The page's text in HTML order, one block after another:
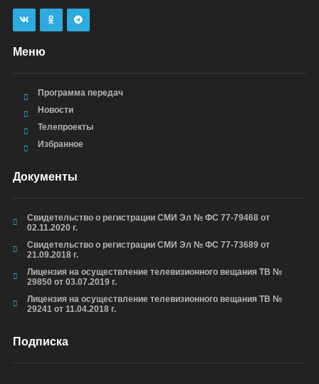
Меню
Программа передач
Новости
Телепроекты
Избранное
Документы
Свидетельство о регистрации СМИ Эл № ФС 77-79468 от
02.11.2020 г.
Свидетельство о регистрации СМИ Эл № ФС 77-73689 от
21.09.2018 г.
Лицензия на осуществление телевизионного вещания ТВ №
29850 от 03.07.2019 г.
Лицензия на осуществление телевизионного вещания ТВ №
29241 от 11.04.2018 г.
Подписка